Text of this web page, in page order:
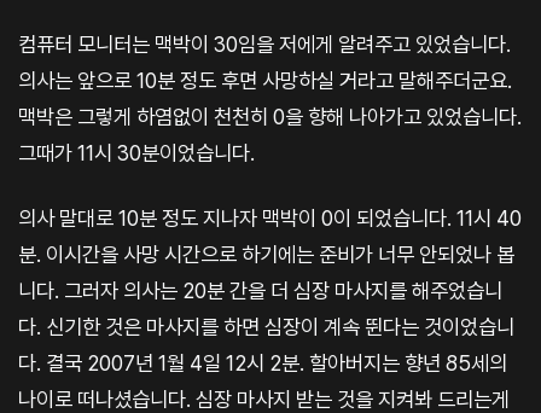
컴퓨터 모니터는 맥박이 30임을 저에게 알려주고 있었습니다.
의사는 앞으로 10분 정도 후면 사망하실 거라고 말해주더군요.
맥박은 그렇게 하염없이 천천히 0을 향해 나아가고 있었습니다.
그때가 11시 30분이었습니다.
의사 말대로 10분 정도 지나자 맥박이 0이 되었습니다. 11시 40
분. 이시간을 사망 시간으로 하기에는 준비가 너무 안되었나 봅
니다. 그러자 의사는 20분 간을 더 심장 마사지를 해주었습니
다. 신기한 것은 마사지를 하면 심장이 계속 뛴다는 것이었습니
다. 결국 2007년 1월 4일 12시 2분. 할아버지는 향년 85세의
나이로 떠나셨습니다. 심장 마사지 받는 것을 지켜봐 드리는게